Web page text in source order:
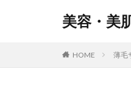
美容・美
HOME 薄毛